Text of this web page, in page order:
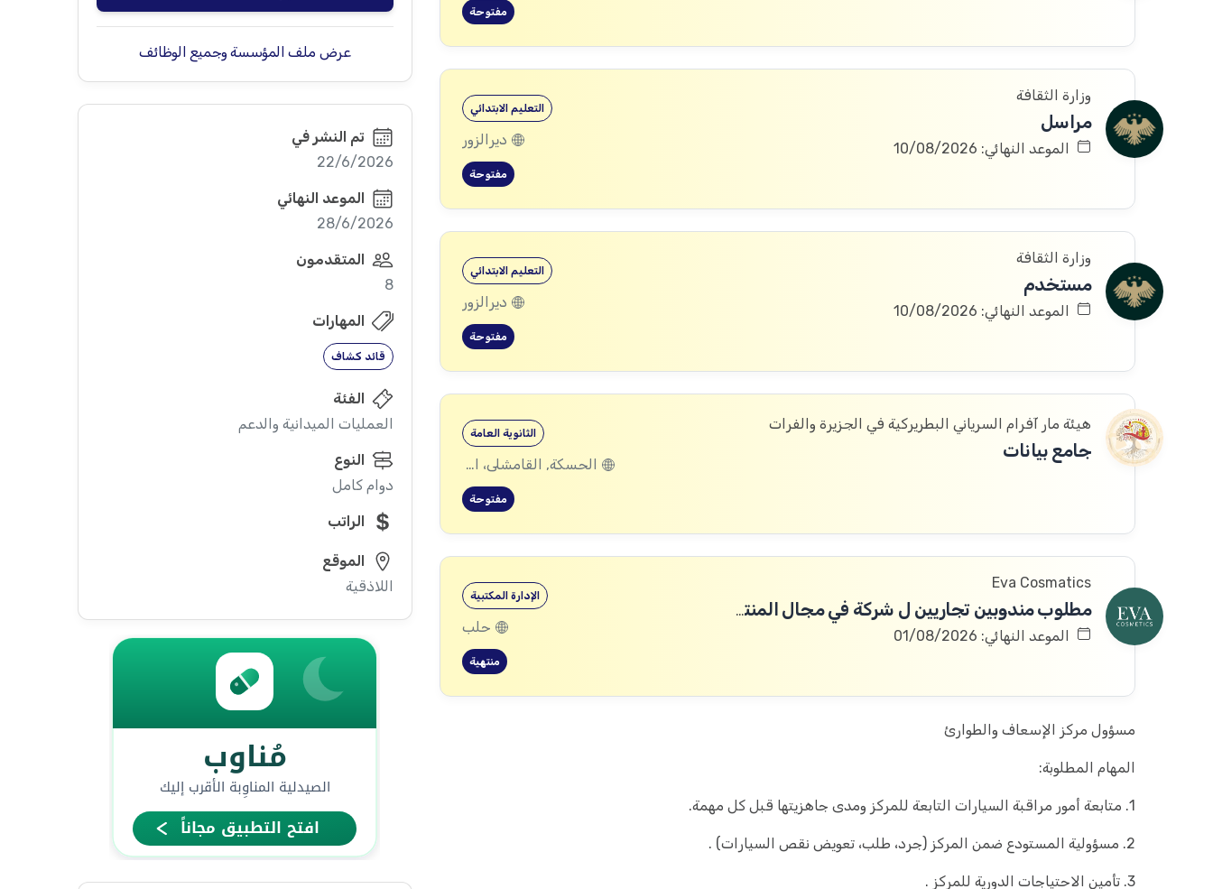
مفتوحة
وزارة الثقافة
مراسل
الموعد النهائي: 10/08/2026
التعليم الابتدائي
ديرالزور
مفتوحة
وزارة الثقافة
مستخدم
الموعد النهائي: 10/08/2026
التعليم الابتدائي
ديرالزور
مفتوحة
هيئة مار آفرام السرياني البطريركية في الجزيرة والفرات
جامع بيانات
الثانوية العامة
الحسكة, القامشلى، الحسكة, الكرامة، الرقة, اليعربية، المالكية، الحسكة, العريشة، الحسكة, الشدادي، الحسكة
مفتوحة
Eva Cosmatics
مطلوب مندوبين تجاريين ل شركة في مجال المنتجات الطبية التجميلية
الموعد النهائي: 01/08/2026
الإدارة المكتبية
حلب
منتهية
مسؤول مركز الإسعاف والطوارئ
المهام المطلوبة:
1. متابعة أمور مراقبة السيارات التابعة للمركز ومدى جاهزيتها قبل كل مهمة.
2. مسؤولية المستودع ضمن المركز (جرد، طلب، تعويض نقص السيارات) .
3. تأمين الاحتياجات الدورية للمركز .
عرض ملف المؤسسة وجميع الوظائف
تم النشر في
22/6/2026
الموعد النهائي
28/6/2026
المتقدمون
8
المهارات
قائد كشاف
الفئة
العمليات الميدانية والدعم
النوع
دوام كامل
الراتب
الموقع
اللاذقية